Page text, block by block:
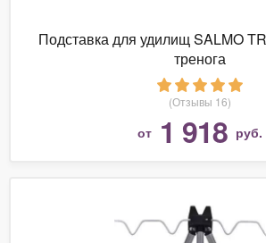
Подставка для удилищ SALMO
тренога
(Отзывы 16)
от 1 918 руб.